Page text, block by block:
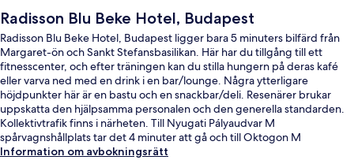
Radisson Blu Beke Hotel, Budapest
Radisson Blu Beke Hotel, Budapest ligger bara 5 minuters bilfärd från
Margaret-ön och Sankt Stefansbasilikan. Här har du tillgång till ett
fitnesscenter, och efter träningen kan du stilla hungern på deras kafé
eller varva ned med en drink i en bar/lounge. Några ytterligare
höjdpunkter här är en bastu och en snackbar/deli. Resenärer brukar
uppskatta den hjälpsamma personalen och den generella standarden.
Kollektivtrafik finns i närheten. Till Nyugati Pályaudvar M
spårvagnshållplats tar det 4 minuter att gå och till Oktogon M
spårvagnshållplats är det 5 minuter.
Information om avbokningsrätt